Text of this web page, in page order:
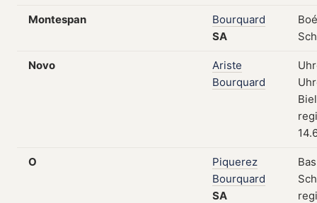
Montespan
Bourquard
SA
Novo
Ariste
Bourquard
O
Piquerez
Bourquard
SA